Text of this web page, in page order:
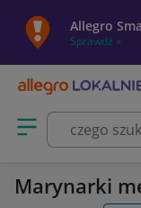
Allegro
Sprawdź »
Otwórz menu z
Marynarki